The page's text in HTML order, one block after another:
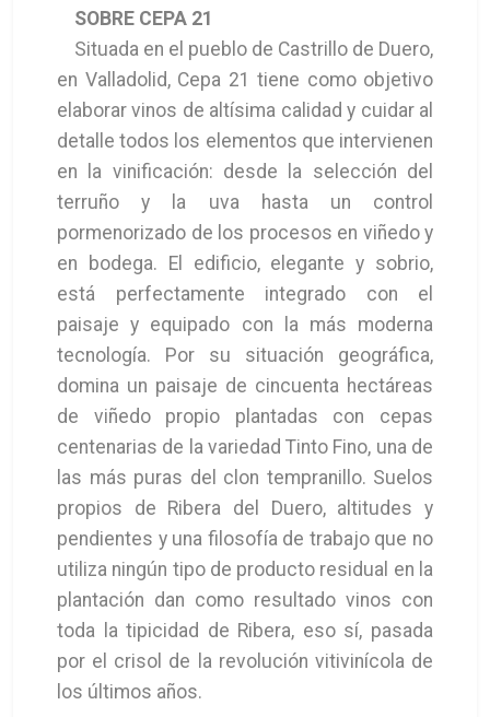
SOBRE CEPA 21
Situada en el pueblo de Castrillo de Duero,
en Valladolid, Cepa 21 tiene como objetivo
elaborar vinos de altísima calidad y cuidar al
detalle todos los elementos que intervienen
en la vinificación: desde la selección del
terruño y la uva hasta un control
pormenorizado de los procesos en viñedo y
en bodega. El edificio, elegante y sobrio,
está perfectamente integrado con el
paisaje y equipado con la más moderna
tecnología. Por su situación geográfica,
domina un paisaje de cincuenta hectáreas
de viñedo propio plantadas con cepas
centenarias de la variedad Tinto Fino, una de
las más puras del clon tempranillo. Suelos
propios de Ribera del Duero, altitudes y
pendientes y una filosofía de trabajo que no
utiliza ningún tipo de producto residual en la
plantación dan como resultado vinos con
toda la tipicidad de Ribera, eso sí, pasada
por el crisol de la revolución vitivinícola de
los últimos años.